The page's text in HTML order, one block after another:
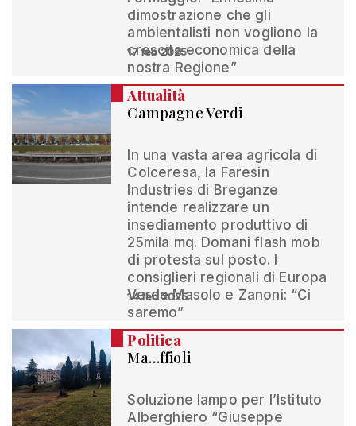
dimostrazione che gli
ambientalisti non vogliono la
crescita economica della
nostra Regione”
17 feb 2025
Attualità
Campagne Verdi
In una vasta area agricola di
Colceresa, la Faresin
Industries di Breganze
intende realizzare un
insediamento produttivo di
25mila mq. Domani flash mob
di protesta sul posto. I
consiglieri regionali di Europa
Verde Masolo e Zanoni: “Ci
saremo”
14 feb 2025
Politica
Ma…ffioli
Soluzione lampo per l’Istituto
Alberghiero “Giuseppe